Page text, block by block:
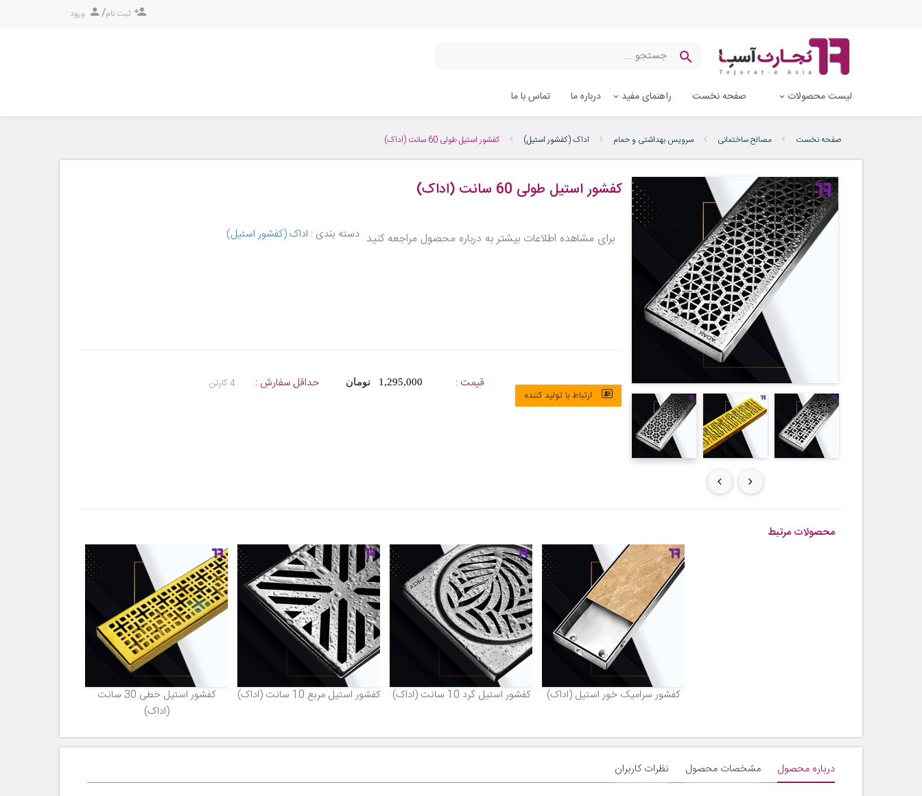
ثبت نام/ ورود
لیست محصولات صفحه نخست راهنمای مفید درباره ما تماس با ما
صفحه نخست مصالح ساختمانی سرویس بهداشتی و حمام اداک (کفشور استیل) کفشور استیل طولی 60 سانت (اداک)
کفشور استیل طولی 60 سانت (اداک)
برای مشاهده اطلاعات بیشتر به درباره محصول مراجعه کنید دسته بندی : اداک (کفشور استیل)
ارتباط با تولید کننده
قیمت : 1,295,000 تومان حداقل سفارش : 4 کارتن
محصولات مرتبط
کفشور استیل خطی 30 سانت
(اداک)
کفشور استیل مربع 10 سانت (اداک) کفشور استیل گرد 10 سانت (اداک) کفشور سرامیک خور استیل (اداک)
درباره محصول مشخصات محصول نظرات کاربران